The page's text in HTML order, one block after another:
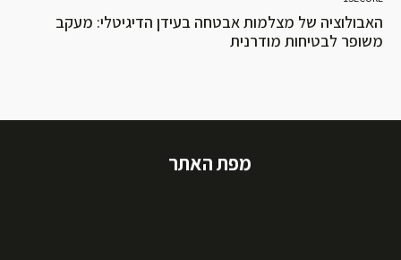
האבולוציה של מצלמות אבטחה בעידן הדיגיטלי: מעקב
משופר לבטיחות מודרנית
מפת האתר